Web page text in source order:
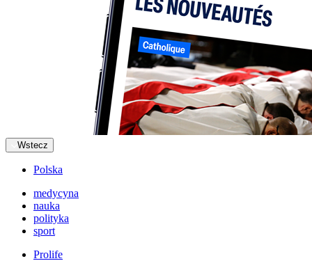
Wstecz
Polska
medycyna
nauka
polityka
sport
Prolife